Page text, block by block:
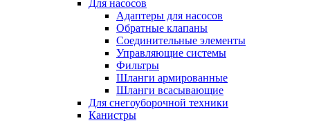
Для насосов
Адаптеры для насосов
Обратные клапаны
Соединительные элементы
Управляющие системы
Фильтры
Шланги армированные
Шланги всасывающие
Для снегоуборочной техники
Канистры